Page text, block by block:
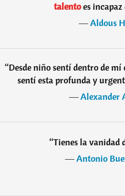
talentoes
―Aldous
“Desde niño sentí dentro de mí
sentí esta profunda y
―Alexander
“Tienes la vanidad
―Antonio